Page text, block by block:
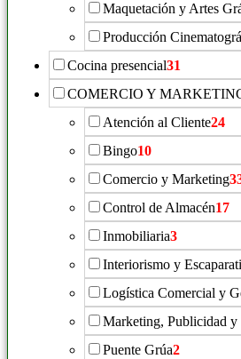
Maquetación y Artes
Producción
Cocina presencial31
COMERCIO Y
Atención al Cliente24
Bingo10
Comercio y Marketing
Control de Almacén17
Inmobiliaria3
Interiorismo y
Logística Comercial y
Marketing, Publicidad y
Puente Grúa2